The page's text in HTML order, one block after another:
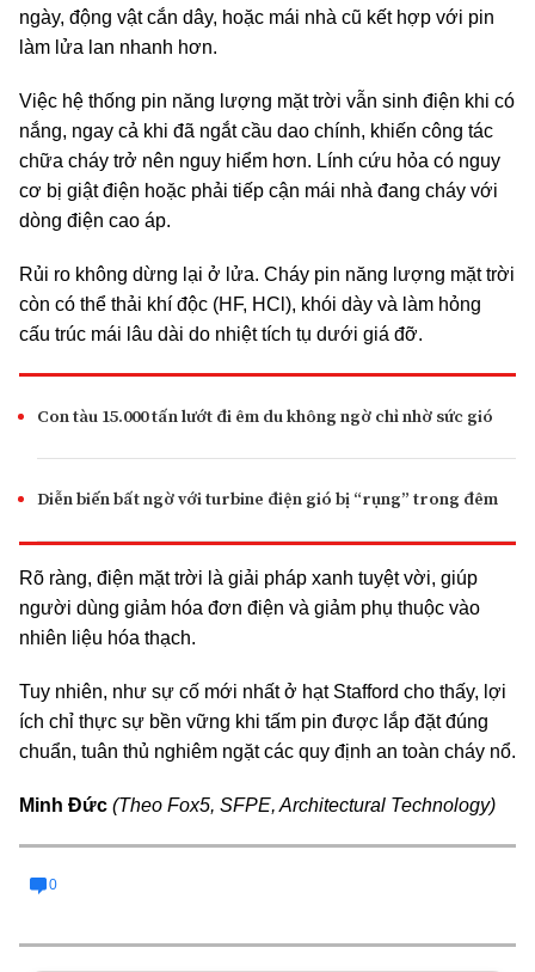
ngày, động vật cắn dây, hoặc mái nhà cũ kết hợp với pin
làm lửa lan nhanh hơn.
Việc hệ thống pin năng lượng mặt trời vẫn sinh điện khi có
nắng, ngay cả khi đã ngắt cầu dao chính, khiến công tác
chữa cháy trở nên nguy hiểm hơn. Lính cứu hỏa có nguy
cơ bị giật điện hoặc phải tiếp cận mái nhà đang cháy với
dòng điện cao áp.
Rủi ro không dừng lại ở lửa. Cháy pin năng lượng mặt trời
còn có thể thải khí độc (HF, HCl), khói dày và làm hỏng
cấu trúc mái lâu dài do nhiệt tích tụ dưới giá đỡ.
Con tàu 15.000 tấn lướt đi êm du không ngờ chỉ nhờ sức gió
Diễn biến bất ngờ với turbine điện gió bị “rụng” trong đêm
Rõ ràng, điện mặt trời là giải pháp xanh tuyệt vời, giúp
người dùng giảm hóa đơn điện và giảm phụ thuộc vào
nhiên liệu hóa thạch.
Tuy nhiên, như sự cố mới nhất ở hạt Stafford cho thấy, lợi
ích chỉ thực sự bền vững khi tấm pin được lắp đặt đúng
chuẩn, tuân thủ nghiêm ngặt các quy định an toàn cháy nổ.
Minh Đức (Theo Fox5, SFPE, Architectural Technology)
0